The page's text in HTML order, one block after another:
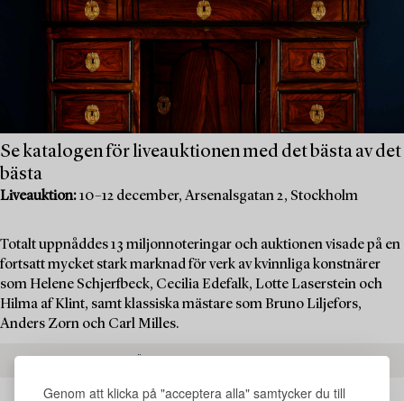
Genom att klicka på "acceptera alla" samtycker du till
Se katalogen för liveauktionen med det bästa av det
bästa
Liveauktion:10–12 december, Arsenalsgatan 2, Stockholm
Totalt uppnåddes 13 miljonnoteringar och auktionen visade på en
fortsatt mycket stark marknad för verk av kvinnliga konstnärer
som Helene Schjerfbeck, Cecilia Edefalk, Lotte Laserstein och
Hilma af Klint, samt klassiska mästare som Bruno Liljefors,
Anders Zorn och Carl Milles.